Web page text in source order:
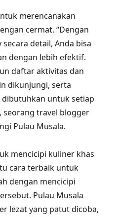
merencanakan
cermat. “Dengan
detail, Anda bisa
dengan lebih efektif.
daftar aktivitas dan
dikunjungi, serta
untuk setiap
seorang travel blogger
Pulau Musala.
mencicipi kuliner khas
cara terbaik untuk
dengan mencicipi
Pulau Musala
lezat yang patut dicoba,